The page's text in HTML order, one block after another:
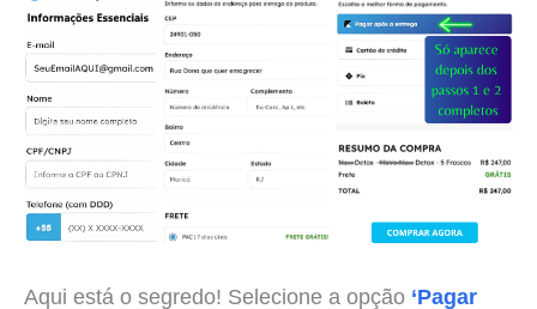
Aqui está o segredo! Selecione a opção ‘Pagar